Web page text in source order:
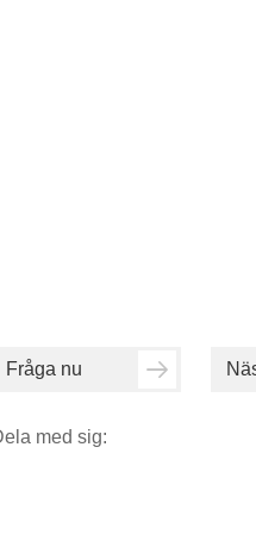
Fråga nu
med sig: